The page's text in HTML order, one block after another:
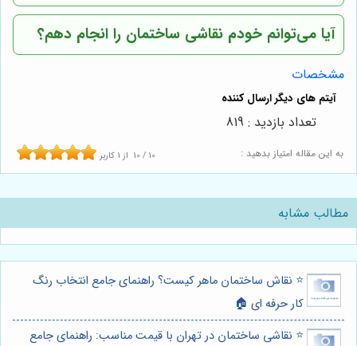
آیا می‌توانم خودم نقاشی ساختمان را انجام دهم؟
مشخصات
به این مقاله امتیاز بدهید : 10 / 10 از 1 کاربر
تعداد بازدید : 819
مطالب مشابه
⭐️ نقاش ساختمان ماهر کیست؟ راهنمای جامع انتخاب رنگ
کار حرفه ای 🏠
⭐️ نقاشی ساختمان در تهران با قیمت مناسب: راهنمای جامع